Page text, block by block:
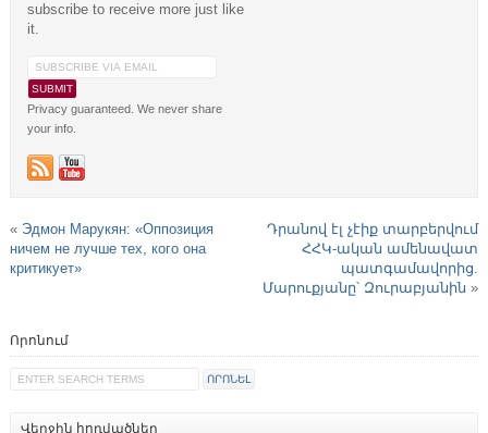
subscribe to receive more just like
it.
Privacy guaranteed. We never share
your info.
« Эдмон Марукян: «Оппозиция
ничем не лучше тех, кого она
критикует»
Դրանով էլ չէիք տարբերվում
ՀՀԿ-ական ամենավատ
պատգամավորից.
Մարուքյանը՝ Զուրաբյանին »
Որոնում
Վերջին հոդվածներ